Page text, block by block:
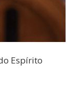
Espírito